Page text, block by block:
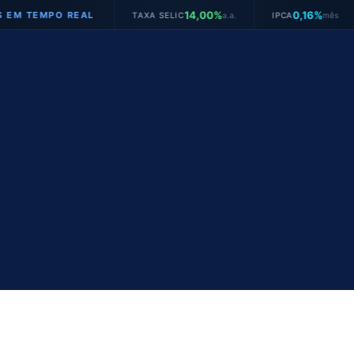
REAL TAXA SELIC14,00%a.a. IPCA 0,16%mês